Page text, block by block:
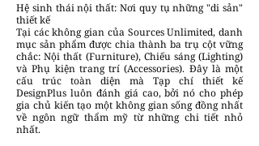
Hệ sinh thái nội thất: Nơi quy tụ những "di sản"
thiết kế
Tại các không gian của Sources Unlimited, danh
mục sản phẩm được chia thành ba trụ cột vững
chắc: Nội thất (Furniture), Chiếu sáng (Lighting)
và Phụ kiện trang trí (Accessories). Đây là một
cấu trúc toàn diện mà Tạp chí thiết kế
DesignPlus luôn đánh giá cao, bởi nó cho phép
gia chủ kiến tạo một không gian sống đồng nhất
về ngôn ngữ thẩm mỹ từ những chi tiết nhỏ
nhất.